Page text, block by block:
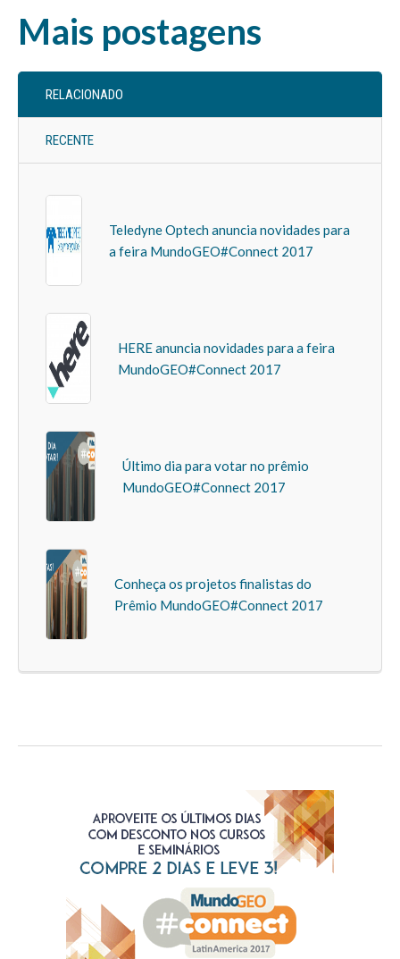
Mais postagens
RELACIONADO
RECENTE
Teledyne Optech anuncia novidades para
a feira MundoGEO#Connect 2017
HERE anuncia novidades para a feira
MundoGEO#Connect 2017
Último dia para votar no prêmio
MundoGEO#Connect 2017
Conheça os projetos finalistas do
Prêmio MundoGEO#Connect 2017